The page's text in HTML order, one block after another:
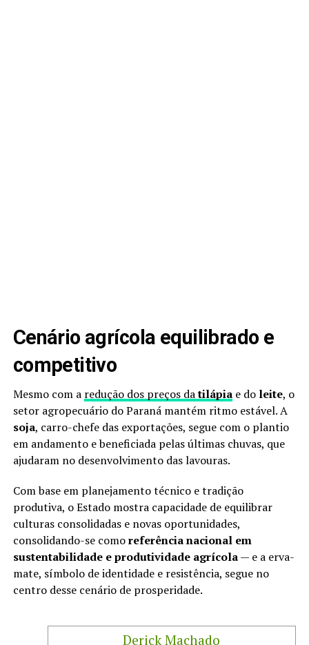
Cenário agrícola equilibrado e
competitivo
Mesmo com a redução dos preços datilápiae do leite, o
setor agropecuário do Paraná mantém ritmo estável. A
soja, carro-chefe das exportações, segue com o plantio
em andamento e beneficiada pelas últimas chuvas, que
ajudaram no desenvolvimento das lavouras.
Com base em planejamento técnico e tradição
produtiva, o Estado mostra capacidade de equilibrar
culturas consolidadas e novas oportunidades,
consolidando-se comoreferência nacional em
sustentabilidade e produtividade agrícola— e a erva-
mate, símbolo de identidade e resistência, segue no
centro desse cenário de prosperidade.
Derick Machado